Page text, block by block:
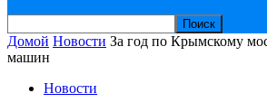
Домой Новости За год по Крымскому
машин
Новости